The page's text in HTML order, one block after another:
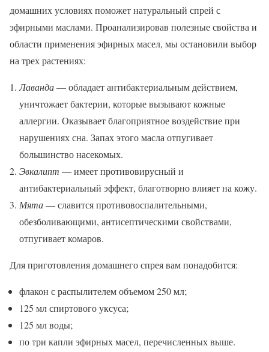
домашних условиях поможет натуральный спрей с
эфирными маслами. Проанализировав полезные свойства и
области применения эфирных масел, мы остановили выбор
на трех растениях:
Лаванда— обладает антибактериальным действием,
уничтожает бактерии, которые вызывают кожные
аллергии. Оказывает благоприятное воздействие при
нарушениях сна. Запах этого масла отпугивает
большинство насекомых.
Эвкалипт — имеет противовирусный и
антибактериальный эффект, благотворно влияет на кожу.
Мята— славится противовоспалительными,
обезболивающими, антисептическими свойствами,
отпугивает комаров.
Для приготовления домашнего спрея вам понадобится:
флакон с распылителем объемом 250 мл;
125 мл спиртового уксуса;
125 мл воды;
по три капли эфирных масел, перечисленных выше.